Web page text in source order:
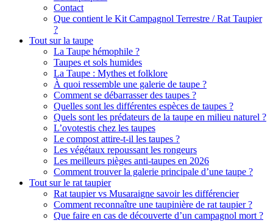
Contact
Que contient le Kit Campagnol Terrestre / Rat Taupier
?
Tout sur la taupe
La Taupe hémophile ?
Taupes et sols humides
La Taupe : Mythes et folklore
À quoi ressemble une galerie de taupe ?
Comment se débarrasser des taupes ?
Quelles sont les différentes espèces de taupes ?
Quels sont les prédateurs de la taupe en milieu naturel ?
L’ovotestis chez les taupes
Le compost attire-t-il les taupes ?
Les végétaux repoussant les rongeurs
Les meilleurs pièges anti-taupes en 2026
Comment trouver la galerie principale d’une taupe ?
Tout sur le rat taupier
Rat taupier vs Musaraigne savoir les différencier
Comment reconnaître une taupinière de rat taupier ?
Que faire en cas de découverte d’un campagnol mort ?